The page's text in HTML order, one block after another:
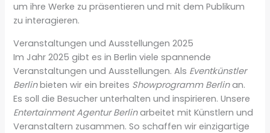
um ihre Werke zu präsentieren und mit dem Publikum
zu interagieren.
Veranstaltungen und Ausstellungen 2025
Im Jahr 2025 gibt es in Berlin viele spannende
Veranstaltungen und Ausstellungen. Als Eventkünstler
Berlinbieten wir ein breites Showprogramm Berlinan.
Es soll die Besucher unterhalten und inspirieren. Unsere
Entertainment Agentur Berlinarbeitet mit Künstlern und
Veranstaltern zusammen. So schaffen wir einzigartige